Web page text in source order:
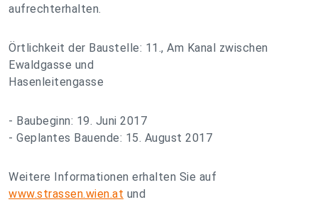
aufrechterhalten.
Örtlichkeit der Baustelle: 11., Am Kanal zwischen
Ewaldgasse und
Hasenleitengasse
- Baubeginn: 19. Juni 2017
- Geplantes Bauende: 15. August 2017
Weitere Informationen erhalten Sie auf
www.strassen.wien.at und